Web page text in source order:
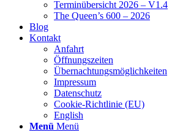
Terminübersicht 2026 – V1.4
The Queen’s 600 – 2026
Blog
Kontakt
Anfahrt
Öffnungszeiten
Übernachtungsmöglichkeiten
Impressum
Datenschutz
Cookie-Richtlinie (EU)
English
Menü Menü